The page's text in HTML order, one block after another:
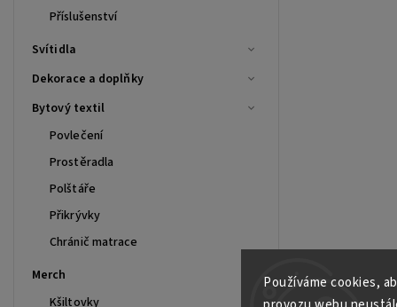
Používáme cookies,
Příslušenství
Svítidla
Dekorace a doplňky
Bytový textil
Povlečení
Prostěradla
Polštáře
Přikrývky
Chránič matrace
Merch
Kšiltovky